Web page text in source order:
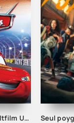
Antiqa poyga 1 Multfilm Uzbek tilida 2006 tarjima multfilm